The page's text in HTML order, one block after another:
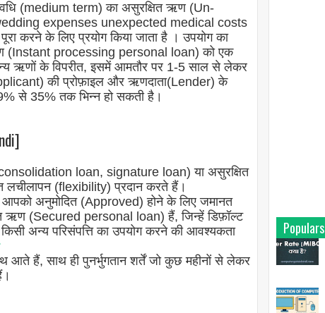
(medium term) का असुरक्षित ऋण (Un-
expenses unexpected medical costs
करने के लिए प्रयोग किया जाता है । उपयोग का
(Instant processing personal loan) को एक
ऋणों के विपरीत, इसमें आमतौर पर 1-5 साल से लेकर
की प्रोफ़ाइल और ऋणदाता(Lender) के
से 35% तक भिन्न हो सकती है।
loan, signature loan) या असुरक्षित
(flexibility) प्रदान करते हैं।
आपको अनुमोदित (Approved) होने के लिए जमानत
ऋण (Secured personal loan) हैं, जिन्हें डिफ़ॉल्ट
अन्य परिसंपत्ति का उपयोग करने की आवश्यकता
आते हैं, साथ ही पुनर्भुगतान शर्तें जो कुछ महीनों से लेकर
Populars